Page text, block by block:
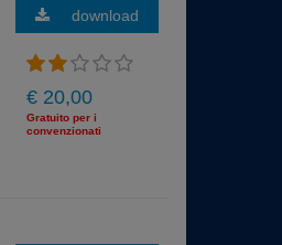
download
€ 20,00
Gratuito per i
convenzionati